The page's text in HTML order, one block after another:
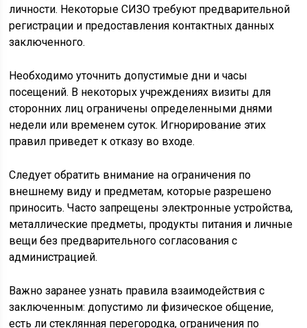
личности. Некоторые СИЗО требуют предварительной
регистрации и предоставления контактных данных
заключенного.
Необходимо уточнить допустимые дни и часы
посещений. В некоторых учреждениях визиты для
сторонних лиц ограничены определенными днями
недели или временем суток. Игнорирование этих
правил приведет к отказу во входе.
Следует обратить внимание на ограничения по
внешнему виду и предметам, которые разрешено
приносить. Часто запрещены электронные устройства,
металлические предметы, продукты питания и личные
вещи без предварительного согласования с
администрацией.
Важно заранее узнать правила взаимодействия с
заключенным: допустимо ли физическое общение,
есть ли стеклянная перегородка, ограничения по